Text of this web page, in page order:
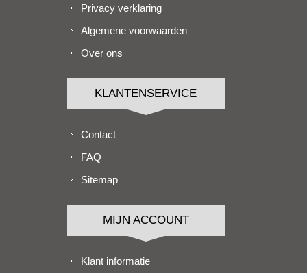
Privacy verklaring
Algemene voorwaarden
Over ons
KLANTENSERVICE
Contact
FAQ
Sitemap
MIJN ACCOUNT
Klant informatie